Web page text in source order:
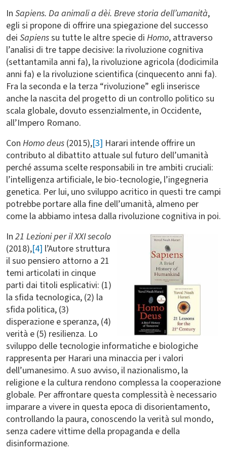
In Sapiens. Da animali a dèi. Breve storia dell’umanità,
egli si propone di offrire una spiegazione del successo
dei Sapienssu tutte le altre specie di Homo, attraverso
l’analisi di tre tappe decisive: la rivoluzione cognitiva
(settantamila anni fa), la rivoluzione agricola (dodicimila
anni fa) e la rivoluzione scientifica (cinquecento anni fa).
Fra la seconda e la terza “rivoluzione” egli inserisce
anche la nascita del progetto di un controllo politico su
scala globale, dovuto essenzialmente, in Occidente,
all’Impero Romano.
Con Homo deus (2015),[3] Harari intende offrire un
contributo al dibattito attuale sul futuro dell’umanità
perché assuma scelte responsabili in tre ambiti cruciali:
l’intelligenza artificiale, le bio-tecnologie, l’ingegneria
genetica. Per lui, uno sviluppo acritico in questi tre campi
potrebbe portare alla fine dell’umanità, almeno per
come la abbiamo intesa dalla rivoluzione cognitiva in poi.
In 21 Lezioni per il XXI secolo
(2018),[4] l’Autore struttura
il suo pensiero attorno a 21
temi articolati in cinque
parti dai titoli esplicativi: (1)
la sfida tecnologica, (2) la
sfida politica, (3)
disperazione e speranza, (4)
verità e (5) resilienza. Lo
sviluppo delle tecnologie informatiche e biologiche
rappresenta per Harari una minaccia per i valori
dell’umanesimo. A suo avviso, il nazionalismo, la
religione e la cultura rendono complessa la cooperazione
globale. Per affrontare questa complessità è necessario
imparare a vivere in questa epoca di disorientamento,
controllando la paura, conoscendo la verità sul mondo,
senza cadere vittime della propaganda e della
disinformazione.